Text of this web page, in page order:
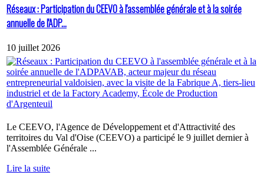
Réseaux : Participation du CEEVO à l'assemblée générale et à la soirée
annuelle de l'ADP...
10 juillet 2026
Le CEEVO, l'Agence de Développement et d'Attractivité des
territoires du Val d'Oise (CEEVO) a participé le 9 juillet dernier à
l'Assemblée Générale ...
Lire la suite